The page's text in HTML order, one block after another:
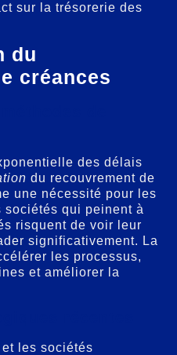
sur la trésorerie des
du
créances
des délais
du recouvrement de
une nécessité pour les
sociétés qui peinent à
risquent de voir leur
significativement. La
les processus,
et améliorer la
les sociétés